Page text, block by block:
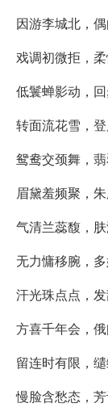
因游李城北，偶
戏调初微拒，柔
低鬟蝉影动，回
转面流花雪，登
鸳鸯交颈舞，翡
眉黛羞频聚，朱
气清兰蕊馥，肤
无力慵移腕，多
汗光珠点点，发
方喜千年会，俄
留连时有限，缱
慢脸含愁态，芳